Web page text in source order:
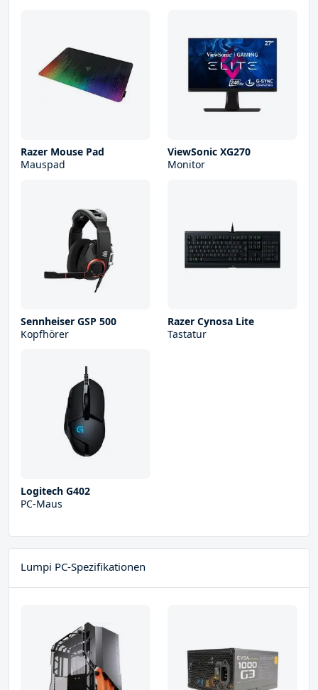
Razer Mouse Pad
Mauspad
ViewSonic XG270
Monitor
Sennheiser GSP 500
Kopfhörer
Razer Cynosa Lite
Tastatur
Logitech G402
PC-Maus
Lumpi PC-Spezifikationen